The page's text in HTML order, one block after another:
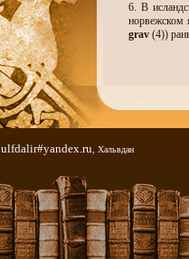
ulfdalir#yandex.ru , Хальвдан
6. В
норвежском
grav (4))
остался на
Словарный
из других
остались
например,
"тон",sirkill
(из англ.